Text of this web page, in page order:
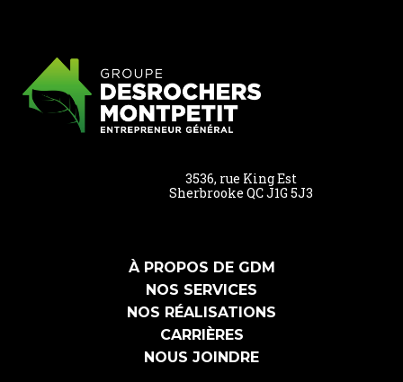
3536, rue King Est
Sherbrooke QC J1G 5J3
À PROPOS DE GDM
NOS SERVICES
NOS RÉALISATIONS
CARRIÈRES
NOUS JOINDRE